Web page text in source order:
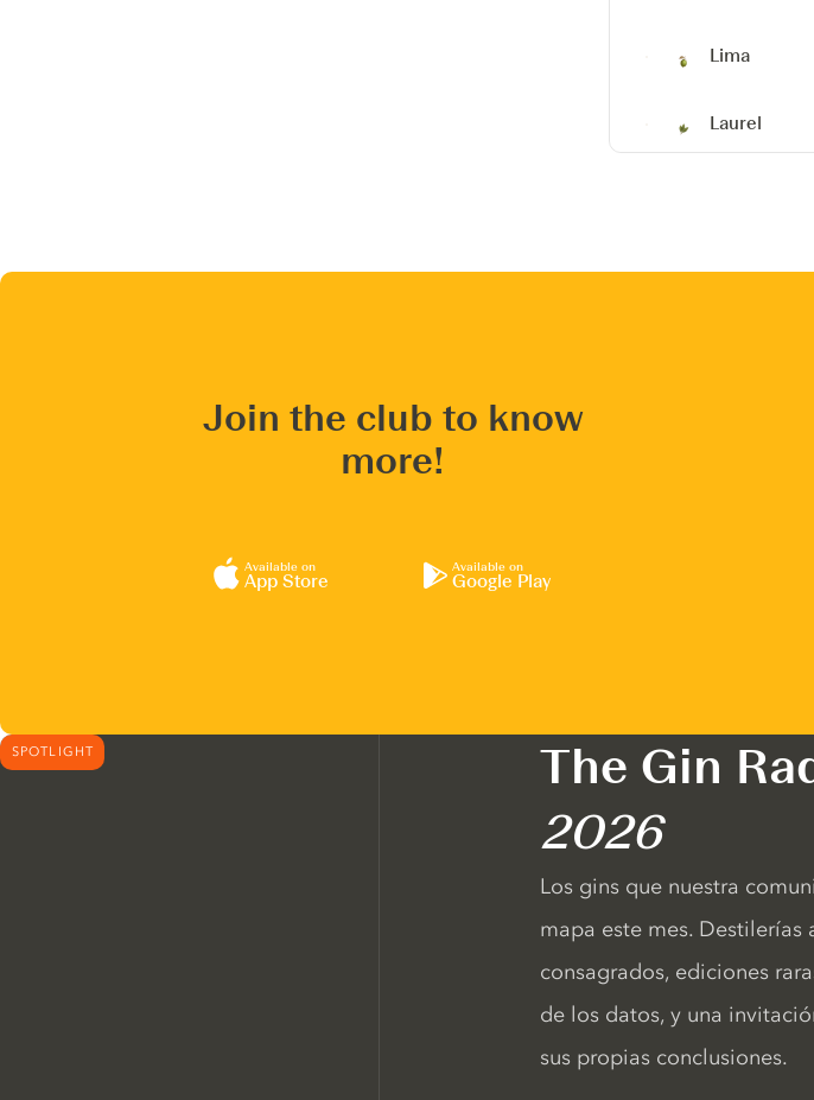
Lima
Laurel
Join the club to know
more!
Available on
App Store
Available on
Google Play
SPOTLIGHT The Gin
2026
Los gins que nuestra
mapa este mes. Destilerías
consagrados, ediciones
de los datos, y una
sus propias conclusiones.